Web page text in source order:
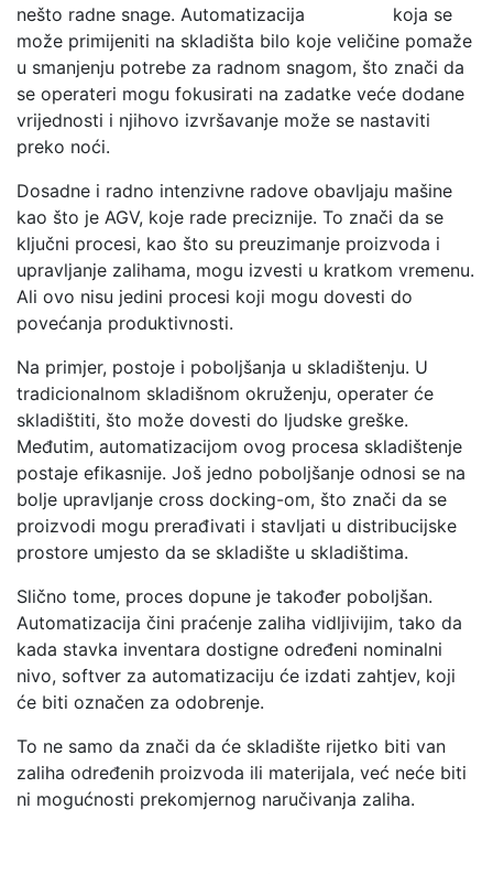
nešto radne snage. Automatizacija koja se
može primijeniti na skladišta bilo koje veličine pomaže
u smanjenju potrebe za radnom snagom, što znači da
se operateri mogu fokusirati na zadatke veće dodane
vrijednosti i njihovo izvršavanje može se nastaviti
preko noći.
Dosadne i radno intenzivne radove obavljaju mašine
kao što je AGV, koje rade preciznije. To znači da se
ključni procesi, kao što su preuzimanje proizvoda i
upravljanje zalihama, mogu izvesti u kratkom vremenu.
Ali ovo nisu jedini procesi koji mogu dovesti do
povećanja produktivnosti.
Na primjer, postoje i poboljšanja u skladištenju. U
tradicionalnom skladišnom okruženju, operater će
skladištiti, što može dovesti do ljudske greške.
Međutim, automatizacijom ovog procesa skladištenje
postaje efikasnije. Još jedno poboljšanje odnosi se na
bolje upravljanje cross docking-om, što znači da se
proizvodi mogu prerađivati ​​i stavljati u distribucijske
prostore umjesto da se skladište u skladištima.
Slično tome, proces dopune je također poboljšan.
Automatizacija čini praćenje zaliha vidljivijim, tako da
kada stavka inventara dostigne određeni nominalni
nivo, softver za automatizaciju će izdati zahtjev, koji
će biti označen za odobrenje.
To ne samo da znači da će skladište rijetko biti van
zaliha određenih proizvoda ili materijala, već neće biti
ni mogućnosti prekomjernog naručivanja zaliha.